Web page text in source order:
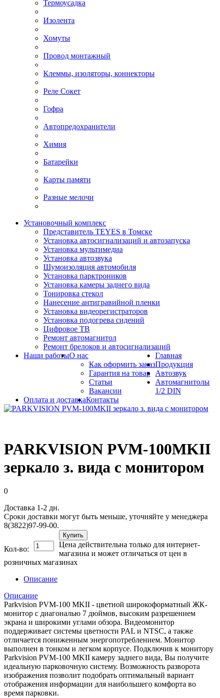
Термоусадка
Изолента
Хомуты
Провод монтажный
Клеммы, изоляторы, коннекторы
Реле Сокет
Гофра
Автопредохранители
Химия
Батарейки
Карты памяти
Разные мелочи
Установочный комплекс
Представитель TEYES в Томске
Установка автосигнализаций и автозапуска
Установка мультимедиа
Установка автозвука
Шумоизоляция автомобиля
Установка парктроников
Установка камеры заднего вида
Тонировка стекол
Нанесение антигравийной пленки
Установка видеорегистраторов
Установка подогрева сидений
Цифровое ТВ
Ремонт автомагнитол
Ремонт брелоков и автосигнализаций
Наши работыО нас
Как оформить заказ
Гарантия на товар
Статьи
Вакансии
Оплата и доставкаКонтакты
Главная
Продукция
Автозвук
Автомагнитолы
1/2 DIN
PARKVISION PVM-100MKII
зеркало з. вида с монитором
0
Доставка 1-2 дн.
Сроки доставки могут быть меньше, уточняйте у менеджера
8(3822)97-99-00.
Кол-во:
Купить
Цена действительна только для интернет-
магазина и может отличаться от цен в
розничных магазинах
Описание
Описание
Parkvision PVM-100 MKII - цветной широкоформатный ЖК-
монитор с диагональю 7 дюймов, высоким разрешением
экрана и широкими углами обзора. Видеомонитор
поддерживает системы цветности PAL и NTSC, а также
отличается пониженным энергопотреблением. Монитор
выполнен в тонком и легком корпусе. Подключив к монитору
Parkvision PVM-100 MKII камеру заднего вида, Вы получите
идеальную парковочную систему. Возможность разворота
изображения позволит подобрать оптимальный вариант
отображения информации для наибольшего комфорта во
время парковки.